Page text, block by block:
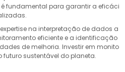
é fundamental para garantir a eficáci
na interpretação de dados a
eficiente e a identificação
de melhoria. Investir em monito
futuro sustentável do planeta.